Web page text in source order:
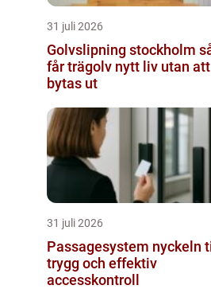
31 juli 2026
Golvslipning stockholm så
får trägolv nytt liv utan att
bytas ut
31 juli 2026
Passagesystem nyckeln till
trygg och effektiv
accesskontroll